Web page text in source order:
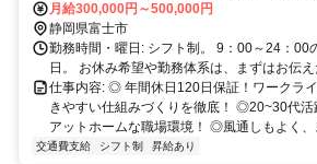
月給300,000円～500,000円
静岡県富士市
勤務時間・曜日: シフト制。 9：00～24：00
日。 お休み希望や勤務体系は、まずはお伝え
仕事内容: ◎ 年間休日120日保証！ワークラ
きやすい仕組みづくりを徹底！ ◎20~30代
アットホームな職場環境！ ◎風通しもよく
交通費支給 シフト制 昇給あり